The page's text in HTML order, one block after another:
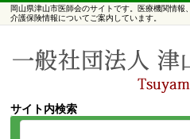
岡山県津山市医師会のサイトです。医療機関情報
介護保険情報についてご案内しています。
サイト内検索